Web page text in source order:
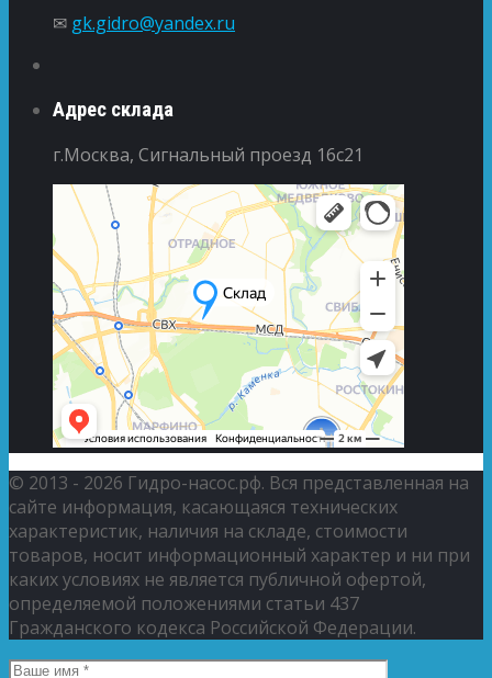
✉ gk.gidro@yandex.ru
Адрес склада
г.Москва, Сигнальный проезд 16с21
© 2013 - 2026 Гидро-насос.рф. Вся представленная на
сайте информация, касающаяся технических
характеристик, наличия на складе, стоимости
товаров, носит информационный характер и ни при
каких условиях не является публичной офертой,
определяемой положениями статьи 437
Гражданского кодекса Российской Федерации.